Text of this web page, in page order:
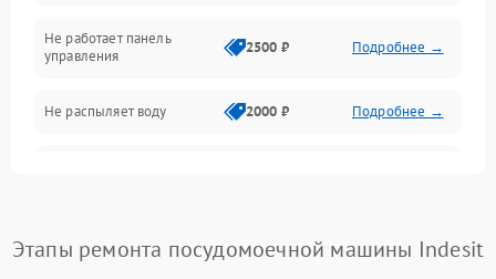
Гигиена
Программное обеспечение
Не работает панель
управления
2500 ₽ Подробнее →
Не распыляет воду 2000 ₽ Подробнее →
воды
1800 ₽ Подробнее →
Этапы ремонта посудомоечной машины Indesit